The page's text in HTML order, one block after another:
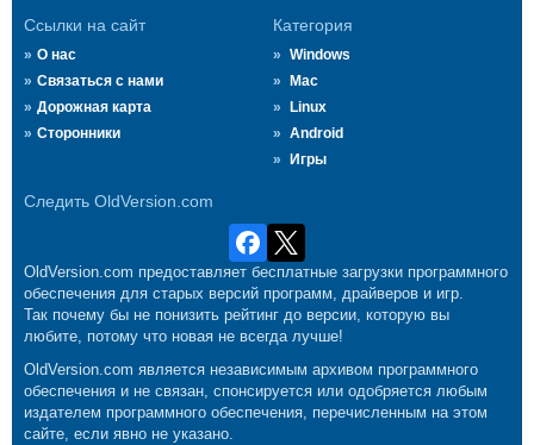
Ссылки на сайт
О нас
Связаться с нами
Дорожная карта
Сторонники
Категория
Windows
Mac
Linux
Android
Игры
Следить OldVersion.com
OldVersion.com предоставляет бесплатные загрузки программного
обеспечения для старых версий программ, драйверов и игр.
Так почему бы не понизить рейтинг до версии, которую вы
любите, потому что новая не всегда лучше!
OldVersion.com является независимым архивом программного
обеспечения и не связан, спонсируется или одобряется любым
издателем программного обеспечения, перечисленным на этом
сайте, если явно не указано.